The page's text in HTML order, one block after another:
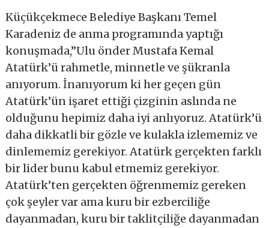
Küçükçekmece Belediye Başkanı Temel
Karadeniz de anma programında yaptığı
konuşmada,”Ulu önder Mustafa Kemal
Atatürk’ü rahmetle, minnetle ve şükranla
anıyorum. İnanıyorum ki her geçen gün
Atatürk’ün işaret ettiği çizginin aslında ne
olduğunu hepimiz daha iyi anlıyoruz. Atatürk’ü
daha dikkatli bir gözle ve kulakla izlememiz ve
dinlememiz gerekiyor. Atatürk gerçekten farklı
bir lider bunu kabul etmemiz gerekiyor.
Atatürk’ten gerçekten öğrenmemiz gereken
çok şeyler var ama kuru bir ezberciliğe
dayanmadan, kuru bir taklitçiliğe dayanmadan